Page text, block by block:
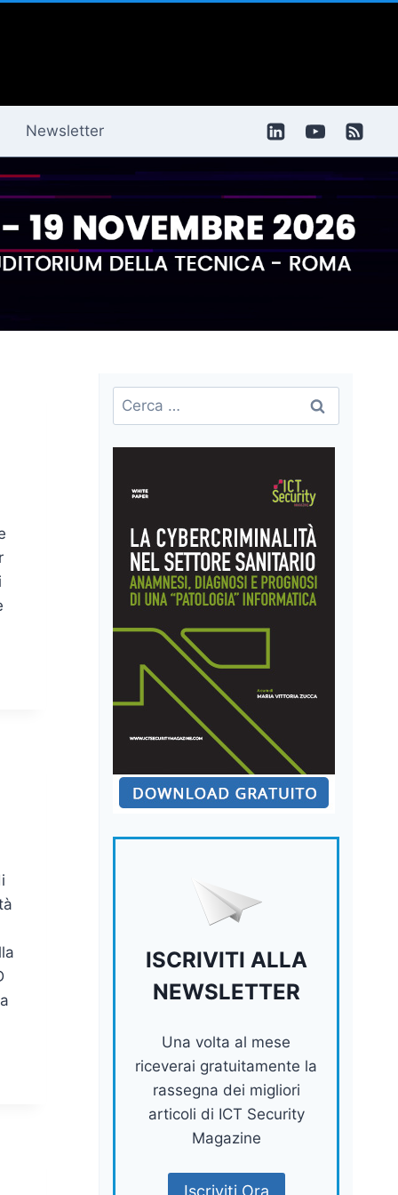
Newsletter
Ricerca
per:
ISCRIVITI ALLA
NEWSLETTER
Una volta al mese
riceverai gratuitamente la
rassegna dei migliori
articoli di ICT Security
Magazine
Iscriviti Ora